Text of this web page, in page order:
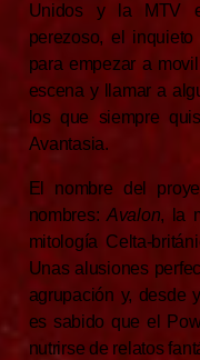
Unidos y la MTV
perezoso, el
para empezar a
escena y llamar a
los que siempre
Avantasia.
El nombre del
nombres:Avalon, la
mitología Celta-
Unas alusiones
agrupación y, desde
es sabido que el
nutrirse de relatos